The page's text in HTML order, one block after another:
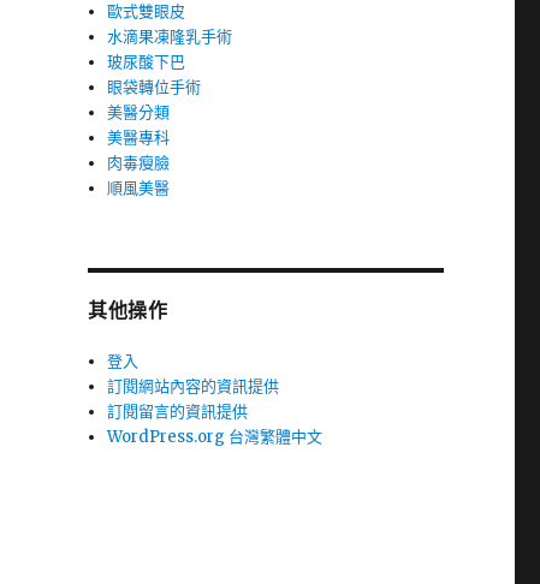
歐式雙眼皮
水滴果凍隆乳手術
玻尿酸下巴
眼袋轉位手術
美醫分類
美醫專科
肉毒瘦臉
順風美醫
其他操作
登入
訂閱網站內容的資訊提供
訂閱留言的資訊提供
WordPress.org 台灣繁體中文